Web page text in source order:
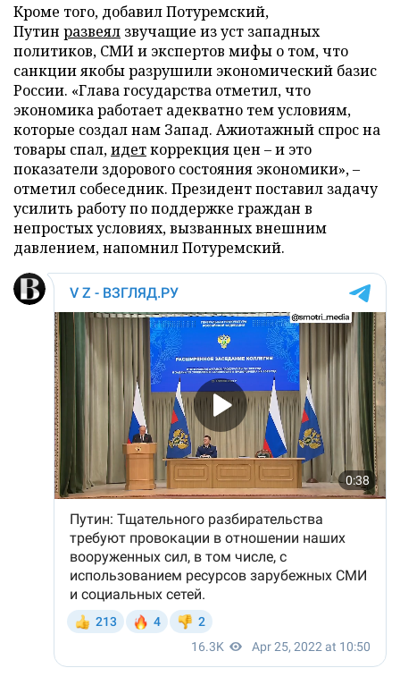
Кроме того, добавил Потуремский,
Путин развеял звучащие из уст западных
политиков, СМИ и экспертов мифы о том, что
санкции якобы разрушили экономический базис
России. «Глава государства отметил, что
экономика работает адекватно тем условиям,
которые создал нам Запад. Ажиотажный спрос на
товары спал,идеткоррекция цен – и это
показатели здорового состояния экономики», –
отметил собеседник. Президент поставил задачу
усилить работу по поддержке граждан в
непростых условиях, вызванных внешним
давлением, напомнил Потуремский.